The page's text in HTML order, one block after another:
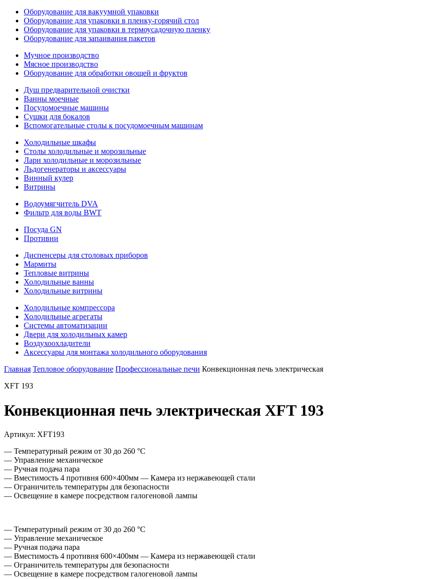
Оборудование для вакуумной упаковки
Оборудование для упаковки в пленку-горячий стол
Оборудование для упаковки в термоусадочную пленку
Оборудование для запаивания пакетов
Мучное производство
Мясное производство
Оборудование для обработки овощей и фруктов
Душ предварительной очистки
Ванны моечные
Посудомоечные машины
Сушки для бокалов
Вспомогательные столы к посудомоечным машинам
Холодильные шкафы
Столы холодильные и морозильные
Лари холодильные и морозильные
Льдогенераторы и аксессуары
Винный кулер
Витрины
Водоумягчитель DVA
Фильтр для воды BWT
Посуда GN
Противни
Диспенсеры для столовых приборов
Мармиты
Тепловые витрины
Холодильные ванны
Холодильные витрины
Холодильные компрессора
Холодильные агрегаты
Системы автоматизации
Двери для холодильных камер
Воздухоохладители
Аксессуары для монтажа холодильного оборудования
Главная Тепловое оборудование Профессиональные печи Конвекционная печь электрическая
XFT 193
Конвекционная печь электрическая XFT 193
Артикул: XFT193
— Температурный режим от 30 до 260 °С
— Управление механическое
— Ручная подача пара
— Вместимость 4 противня 600×400мм — Камера из нержавеющей стали
— Ограничитель температуры для безопасности
— Освещение в камере посредством галогеновой лампы
— Температурный режим от 30 до 260 °С
— Управление механическое
— Ручная подача пара
— Вместимость 4 противня 600×400мм — Камера из нержавеющей стали
— Ограничитель температуры для безопасности
— Освещение в камере посредством галогеновой лампы